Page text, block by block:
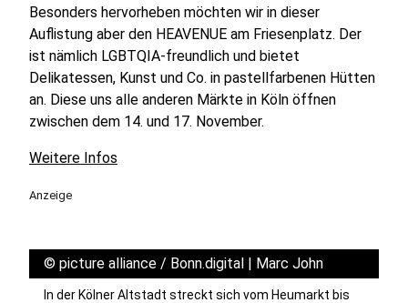
Besonders hervorheben möchten wir in dieser
Auflistung aber den HEAVENUE am Friesenplatz. Der
ist nämlich LGBTQIA-freundlich und bietet
Delikatessen, Kunst und Co. in pastellfarbenen Hütten
an. Diese uns alle anderen Märkte in Köln öffnen
zwischen dem 14. und 17. November.
Weitere Infos
Anzeige
© picture alliance / Bonn.digital | Marc John
In der Kölner Altstadt streckt sich vom Heumarkt bis